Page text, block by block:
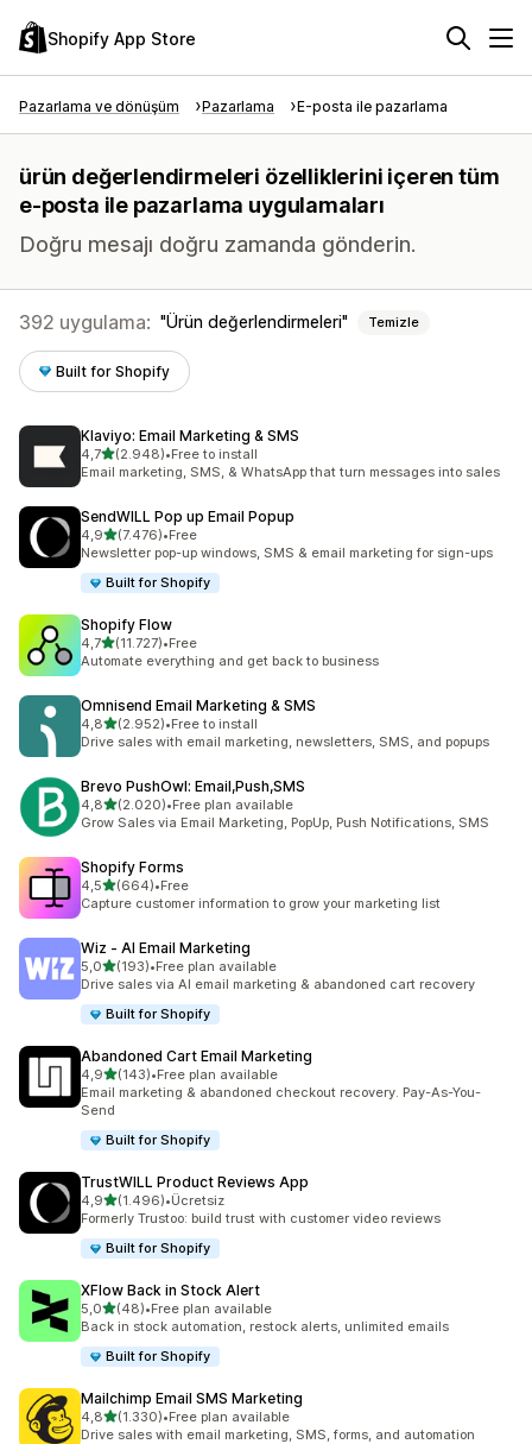
Shopify App Store
Pazarlama ve dönüşüm Pazarlama E-posta ile pazarlama
ürün değerlendirmeleri özelliklerini içeren tüm
e-posta ile pazarlama uygulamaları
Doğru mesajı doğru zamanda gönderin.
392 uygulama: Ürün değerlendirmeleri Temizle
Built for Shopify
Klaviyo: Email Marketing & SMS
4,75 yıldız üzerinden
(2.948)
toplam 2948 değerlendirme
•Free to install
Email marketing, SMS, & WhatsApp that turn messages into sales
SendWILL Pop up Email Popup
4,95 yıldız üzerinden
(7.476)
toplam 7476 değerlendirme
•Free
Newsletter pop-up windows, SMS & email marketing for sign-ups
Built for Shopify
Shopify Flow
4,75 yıldız üzerinden
(11.727)
toplam 11727 değerlendirme
•Free
Automate everything and get back to business
Omnisend Email Marketing & SMS
4,85 yıldız üzerinden
(2.952)
toplam 2952 değerlendirme
•Free to install
Drive sales with email marketing, newsletters, SMS, and popups
Brevo PushOwl: Email,Push,SMS
4,85 yıldız üzerinden
(2.020)
toplam 2020 değerlendirme
•Free plan available
Grow Sales via Email Marketing, PopUp, Push Notifications, SMS
Shopify Forms
4,55 yıldız üzerinden
(664)
toplam 664 değerlendirme
•Free
Capture customer information to grow your marketing list
Wiz ‑ AI Email Marketing
5,05 yıldız üzerinden
(193)
toplam 193 değerlendirme
•Free plan available
Drive sales via AI email marketing & abandoned cart recovery
Built for Shopify
Abandoned Cart Email Marketing
4,95 yıldız üzerinden
(143)
toplam 143 değerlendirme
•Free plan available
Email marketing & abandoned checkout recovery. Pay-As-You-
Send
Built for Shopify
TrustWILL Product Reviews App
4,95 yıldız üzerinden
(1.496)
toplam 1496 değerlendirme
•Ücretsiz
Formerly Trustoo: build trust with customer video reviews
Built for Shopify
XFlow Back in Stock Alert
5,05 yıldız üzerinden
(48)
toplam 48 değerlendirme
•Free plan available
Back in stock automation, restock alerts, unlimited emails
Built for Shopify
Mailchimp Email SMS Marketing
4,85 yıldız üzerinden
(1.330)
toplam 1330 değerlendirme
•Free plan available
Drive sales with email marketing, SMS, forms, and automation